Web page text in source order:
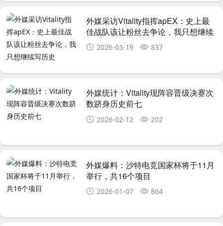
外媒采访Vitality指挥apEX：史上最
佳战队该让粉丝去争论，我只想继续
写历史
2026-03-19 837
外媒统计：Vitality现阵容晋级决赛次
数跻身历史前七
2026-02-12 202
外媒爆料：沙特电竞国家杯将于11月
举行，共16个项目
2026-01-07 864